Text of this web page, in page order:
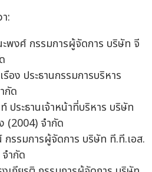
:
ะพงศ์ กรรมการผู้จัดการ บริษัท จี
อง ประธานกรรมการบริหาร
กัด
ประธานเจ้าหน้าที่บริหาร บริษัท
(2004) จำกัด
รรมการผู้จัดการ บริษัท ที.ที.เอส.
ำกัด